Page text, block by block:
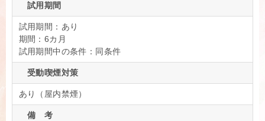
試用期間
試用期間：あり
期間：6カ月
試用期間中の条件：同条件
受動喫煙対策
あり（屋内禁煙）
備 考